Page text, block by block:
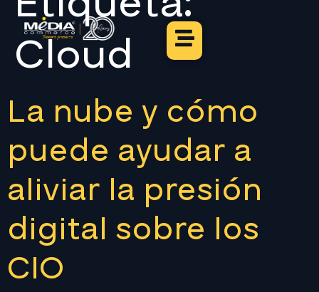
Cloud
La nube y cómo
puede ayudar a
aliviar la presión
digital sobre los
CIO